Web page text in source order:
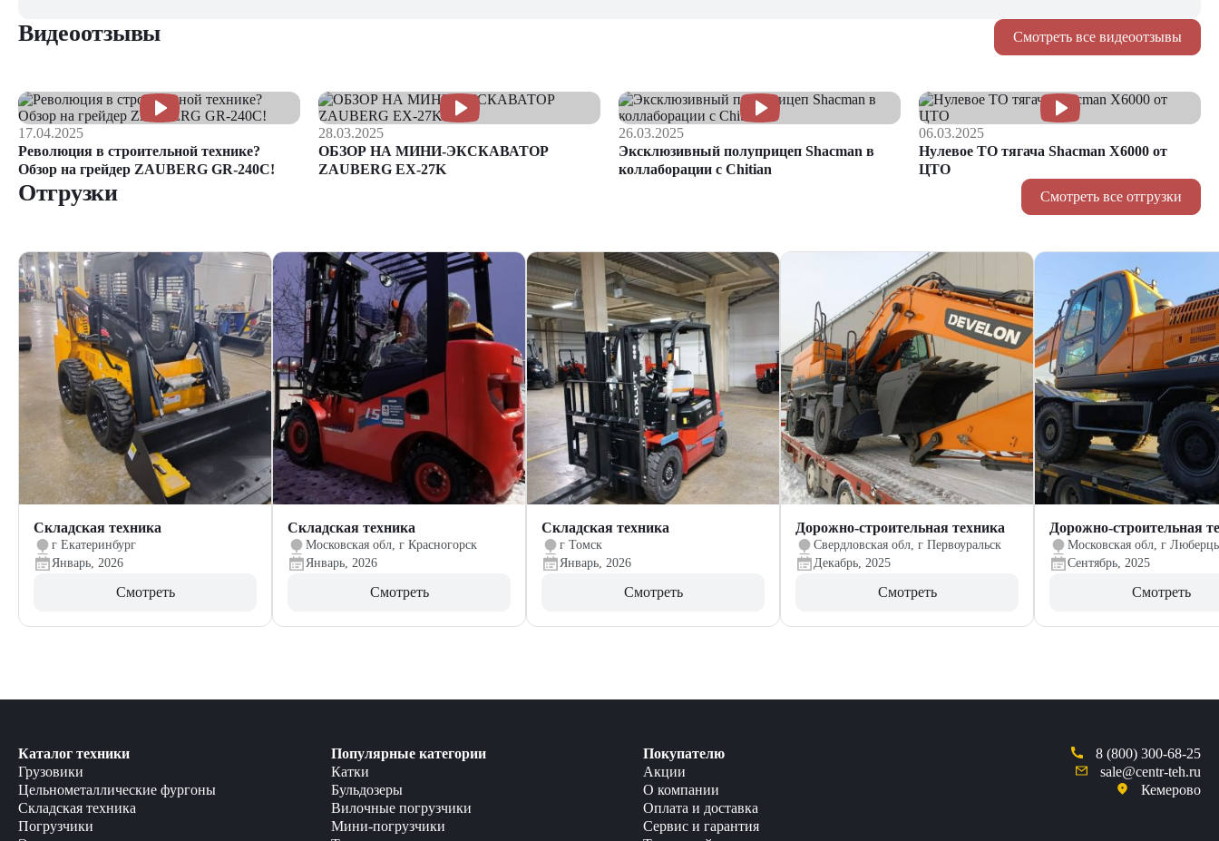
Смотреть все видеоотзывы
Видеоотзывы
17.04.2025
Революция в строительной технике?
Обзор на грейдер ZAUBERG GR-240C!
28.03.2025
ОБЗОР НА МИНИ-ЭКСКАВАТОР
ZAUBERG EX-27K
26.03.2025
Эксклюзивный полуприцеп Shacman в
коллаборации с Chitian
06.03.2025
Нулевое ТО тягача Shacman Х6000 от
ЦТО
Смотреть все отгрузки
Отгрузки
Складская техника
г Екатеринбург
Январь, 2026
Смотреть
Складская техника
Московская обл, г Красногорск
Январь, 2026
Смотреть
Складская техника
г Томск
Январь, 2026
Смотреть
Дорожно-строительная техника
Свердловская обл, г Первоуральск
Декабрь, 2025
Смотреть
Дорожно-строительная
Московская обл, г
Сентябрь, 2025
Смотреть
Каталог техники
Грузовики
Цельнометаллические фургоны
Складская техника
Погрузчики
Популярные категории
Катки
Бульдозеры
Вилочные погрузчики
Мини-погрузчики
Покупателю
Акции
О компании
Оплата и доставка
Сервис и гарантия
8 (800) 300-68-25
sale@centr-teh.ru
Кемерово